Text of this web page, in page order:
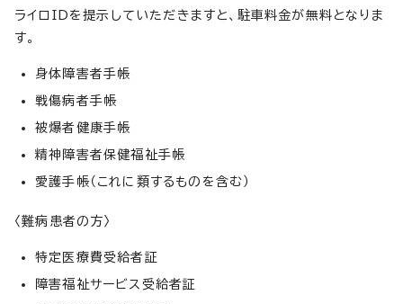
ライロIDを提示していただきますと、駐車料金が無料となりま
す。
身体障害者手帳
戦傷病者手帳
被爆者健康手帳
精神障害者保健福祉手帳
愛護手帳（これに類するものを含む）
〈難病患者の方〉
特定医療費受給者証
障害福祉サービス受給者証